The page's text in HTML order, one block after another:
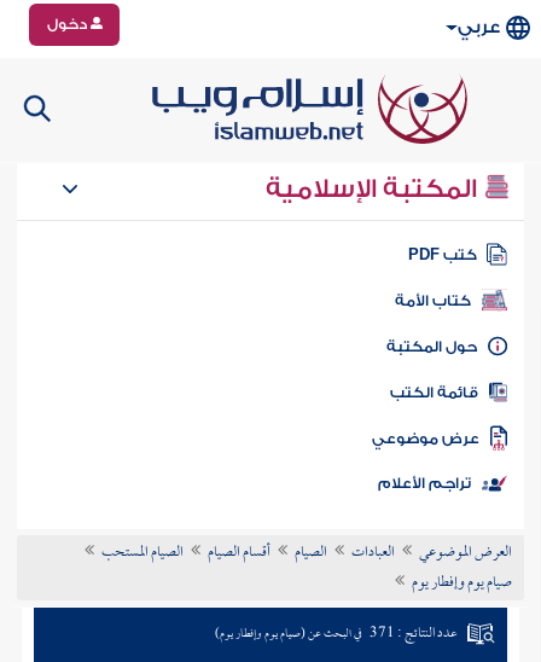
عربي دخول
المكتبة الإسلامية
كتب PDF
كتاب الأمة
المكتبة
الكتب
موضوعي
تراجم الأعلام
العرض الموضوعي العبادات الصيام أقسام الصيام
الصيام المستحب
صيام يوم وإفطار يوم
عدد النتائج : 371 في البحث عن (صيام يوم وإفطار يوم)